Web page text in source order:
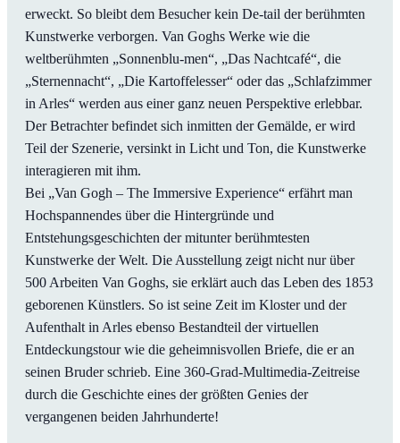
erweckt. So bleibt dem Besucher kein De-tail der berühmten
Kunstwerke verborgen. Van Goghs Werke wie die
weltberühmten „Sonnenblu-men“, „Das Nachtcafé“, die
„Sternennacht“, „Die Kartoffelesser“ oder das „Schlafzimmer
in Arles“ werden aus einer ganz neuen Perspektive erlebbar.
Der Betrachter befindet sich inmitten der Gemälde, er wird
Teil der Szenerie, versinkt in Licht und Ton, die Kunstwerke
interagieren mit ihm.
Bei „Van Gogh – The Immersive Experience“ erfährt man
Hochspannendes über die Hintergründe und
Entstehungsgeschichten der mitunter berühmtesten
Kunstwerke der Welt. Die Ausstellung zeigt nicht nur über
500 Arbeiten Van Goghs, sie erklärt auch das Leben des 1853
geborenen Künstlers. So ist seine Zeit im Kloster und der
Aufenthalt in Arles ebenso Bestandteil der virtuellen
Entdeckungstour wie die geheimnisvollen Briefe, die er an
seinen Bruder schrieb. Eine 360-Grad-Multimedia-Zeitreise
durch die Geschichte eines der größten Genies der
vergangenen beiden Jahrhunderte!